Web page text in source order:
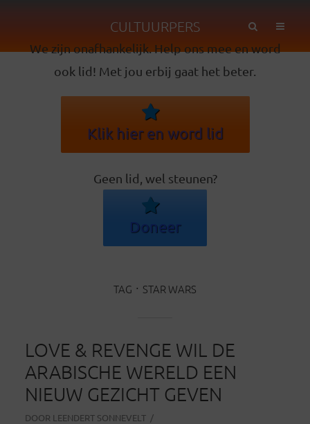
CULTUURPERS
We zijn onafhankelijk. Help ons mee en word
ook lid! Met jou erbij gaat het beter.
Klik hier en word lid
Geen lid, wel steunen?
Doneer
TAG STAR WARS
LOVE & REVENGE WIL DE
ARABISCHE WERELD EEN
NIEUW GEZICHT GEVEN
DOOR LEENDERT SONNEVELT